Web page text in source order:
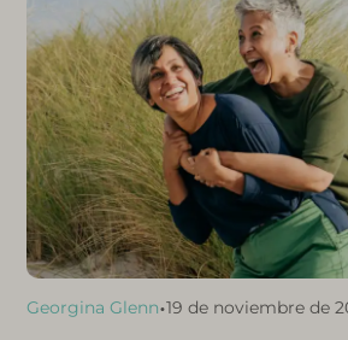
Georgina Glenn•19 de noviembre de